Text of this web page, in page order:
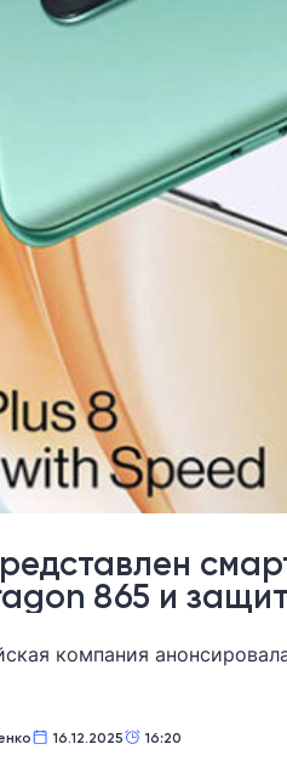
865 и
компания
16.12.2025 16:20